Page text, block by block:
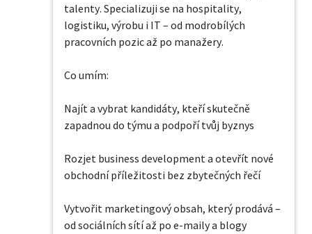
talenty. Specializuji se na hospitality,
logistiku, výrobu i IT – od modrobílých
pracovních pozic až po manažery.
Co umím:
Najít a vybrat kandidáty, kteří skutečně
zapadnou do týmu a podpoří tvůj byznys
Rozjet business development a otevřít nové
obchodní příležitosti bez zbytečných řečí
Vytvořit marketingový obsah, který prodává –
od sociálních sítí až po e-maily a blogy